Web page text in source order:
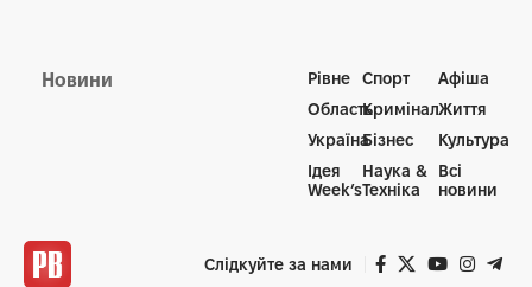
Новини
Рівне
Область
Україна
Ідея
Week’s
Спорт
Кримінал
Бізнес
Наука &
Техніка
Афіша
Життя
Культура
Всі
новини
Слідкуйте за нами